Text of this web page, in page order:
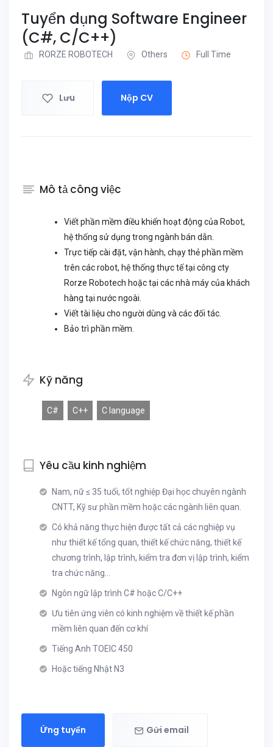
Tuyển dụng Software Engineer
(C#, C/C++)
RORZE ROBOTECH Others Full Time
Lưu Nộp CV
Mô tả công việc
Viết phần mềm điều khiển hoạt động của Robot,
hệ thống sử dụng trong ngành bán dẫn.
Trực tiếp cài đặt, vận hành, chạy thẻ phần mềm
trên các robot, hệ thống thực tế tại công cty
Rorze Robotech hoặc tại các nhà máy của khách
hàng tại nước ngoài.
Viết tài liệu cho người dùng và các đối tác.
Bảo trì phần mềm.
Kỹ năng
C# C++ C language
Yêu cầu kinh nghiệm
Nam, nữ ≤ 35 tuổi, tốt nghiệp Đại học chuyên ngành
CNTT, Kỹ sư phần mềm hoặc các ngành liên quan.
Có khả năng thực hiện được tất cả các nghiệp vụ
như thiết kế tổng quan, thiết kế chức năng, thiết kế
chương trình, lập trình, kiểm tra đơn vị lập trình, kiểm
tra chức năng…
Ngôn ngữ lập trình C# hoặc C/C++
Ưu tiên ứng viên có kinh nghiệm về thiết kế phần
mềm liên quan đến cơ khí
Tiếng Anh TOEIC 450
Hoặc tiếng Nhật N3
Ứng tuyển Gửi email